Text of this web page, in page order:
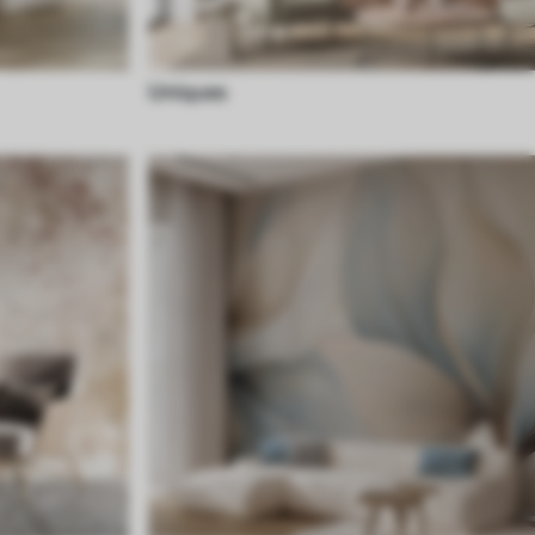
Uniques